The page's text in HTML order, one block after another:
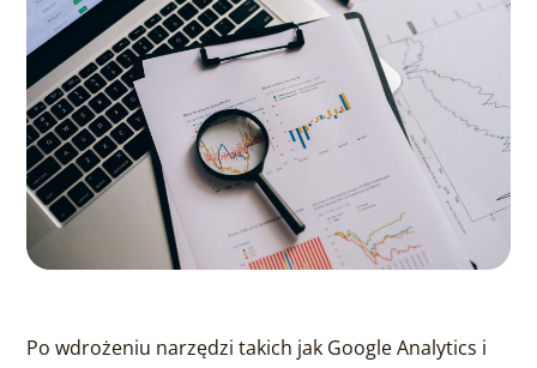
Po wdrożeniu narzędzi takich jak Google Analytics i